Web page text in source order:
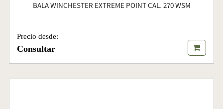
BALA WINCHESTER EXTREME POINT CAL. 270 WSM
Precio desde:
Consultar